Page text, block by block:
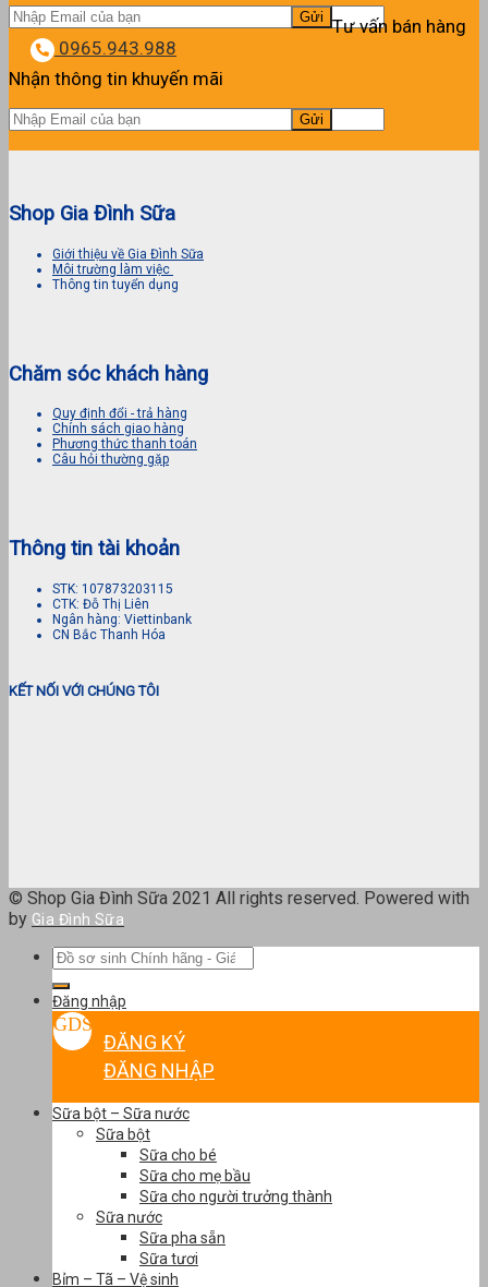
Tư vấn bán hàng
0965.943.988
Nhận thông tin khuyến mãi
Shop Gia Đình Sữa
Giới thiệu về Gia Đình Sữa
Môi trường làm việc
Thông tin tuyển dụng
Chăm sóc khách hàng
Quy định đổi - trả hàng
Chính sách giao hàng
Phương thức thanh toán
Câu hỏi thường gặp
Thông tin tài khoản
STK: 107873203115
CTK: Đỗ Thị Liên
Ngân hàng: Viettinbank
CN Bắc Thanh Hóa
KẾT NỐI VỚI CHÚNG TÔI
© Shop Gia Đình Sữa 2021 All rights reserved. Powered with
by Gia Đình Sữa
Tìm
kiếm:
Đăng nhập
ĐĂNG KÝ
ĐĂNG NHẬP
Sữa bột – Sữa nước
Sữa bột
Sữa cho bé
Sữa cho mẹ bầu
Sữa cho người trưởng thành
Sữa nước
Sữa pha sẵn
Sữa tươi
Bỉm – Tã – Vệ sinh